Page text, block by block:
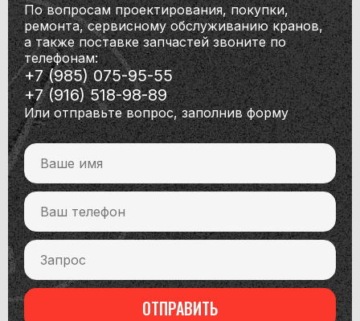
По вопросам проектирования, покупки,
ремонта, сервисному обслуживанию кранов,
а такжепоставке запчастей звоните по
телефонам:
+7 (985) 075-95-55
+7 (916) 518-98-89
Или отправьте вопрос, заполнив форму
ОТПРАВИТЬ